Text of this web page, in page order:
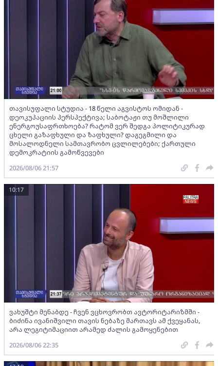
თავისუფალი სტუდია - 18 წელი აგვისტოს ომიდან -
დეოკუპაციის პერსპექტივა; საბოტაჟი თუ მოშლილი
ენერგოუსაფრთხოება? რატომ ვერ შედგა პოლიტიკურად
ცხელი გაზაფხული და ზაფხული? დაგეგმილი და
მოსალოდნელი სამთავრობო ცვლილებები; ქართული
დემოკრატიის გამოწვევები
2026/08/06 21:57
ვახუშტი მენაბდე - ჩვენ ვცხოვრობთ ავტორიტარიზმში -
ბიძინა ივანიშვილი თავის ნებაზე მართავს ამ ქვეყანას,
არა ლეგიტიმაციით არამედ ძალის გამოყენებით
10:17
2026/08/06 22:35